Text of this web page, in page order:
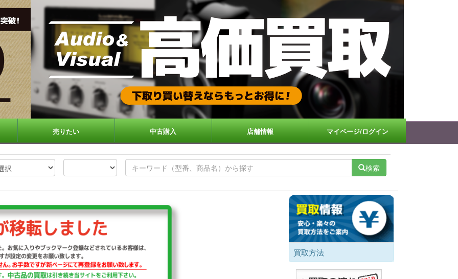
売りたい 中古購入 店舗情報 マイページ/ログイン
検索
買取方法